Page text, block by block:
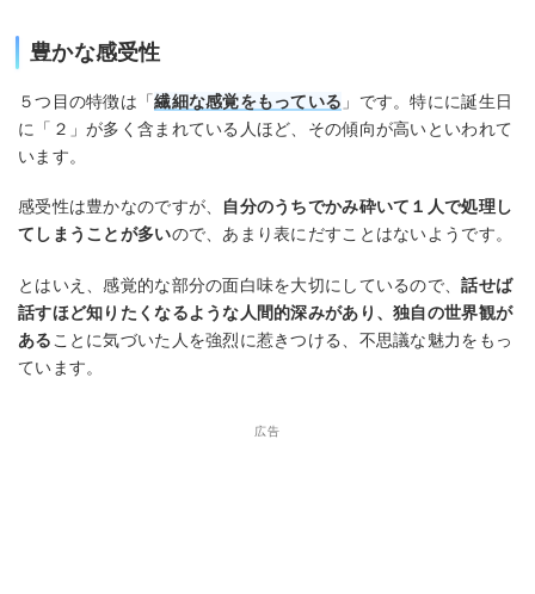
豊かな感受性
５つ目の特徴は「繊細な感覚をもっている 」です。特にに誕生日
に「２」が多く含まれている人ほど、その傾向が高いといわれて
います。
感受性は豊かなのですが、
自分のうちでかみ砕いて１人で処理し
てしまうことが多いので、あまり表にだすことはないようです。
とはいえ、感覚的な部分の面白味を大切にしているので、話せば
話すほど知りたくなるような人間的深みがあり、独自の世界観が
ある ことに気づいた人を強烈に惹きつける、不思議な魅力をもっ
ています。
広告